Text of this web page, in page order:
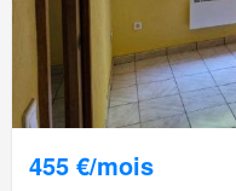
455 €/mois